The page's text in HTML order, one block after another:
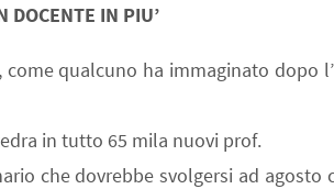
DOCENTE IN PIU’
qualcuno ha immaginato dopo
in tutto 65 mila nuovi prof.
che dovrebbe svolgersi ad agosto